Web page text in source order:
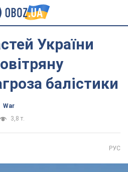
України
балістики
War
3,8 т.
РУС